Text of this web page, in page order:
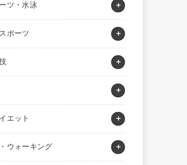
ツ・水泳
ポーツ
エット
ウォーキング